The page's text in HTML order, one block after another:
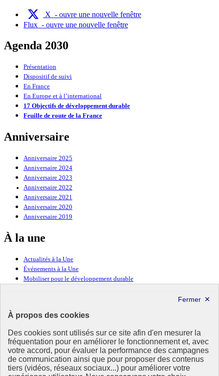
À propos des cookies
Des cookies sont utilisés sur ce site afin d'en mesurer la
fréquentation pour en améliorer le fonctionnement et, avec
votre accord, pour évaluer la performance des campagnes
de communication ainsi que pour proposer des contenus
tiers (vidéos, réseaux sociaux...) pour améliorer votre
X - ouvre une nouvelle fenêtre
Flux - ouvre une nouvelle fenêtre
Agenda 2030
Présentation
Dispositif de suivi
En France
En Europe et à l’international
17 Objectifs de développement durable
Feuille de route de la France
Anniversaire
Anniversaire 2025
Anniversaire 2024
Anniversaire 2023
Anniversaire 2022
Anniversaire 2021
Anniversaire 2020
Anniversaire 2019
À la une
Actualités à la Une
Événements à la Une
Mobiliser pour le développement durable
Ressources
Ressources
La Méth’ODD
Gouvernement